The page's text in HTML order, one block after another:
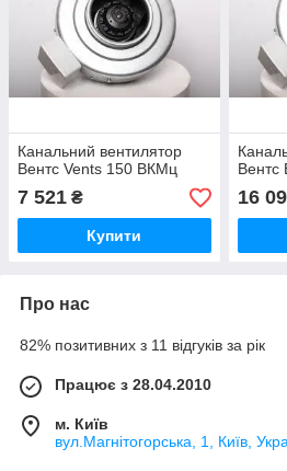
Канальний вентилятор
Вентс Vents 150 ВКМц
7 521 ₴
Купити
Вентс
16
Про нас
82% позитивних з 11 відгуків за рік
Працює з 28.04.2010
м. Київ
вул.Магнітогорська, 1, Київ,